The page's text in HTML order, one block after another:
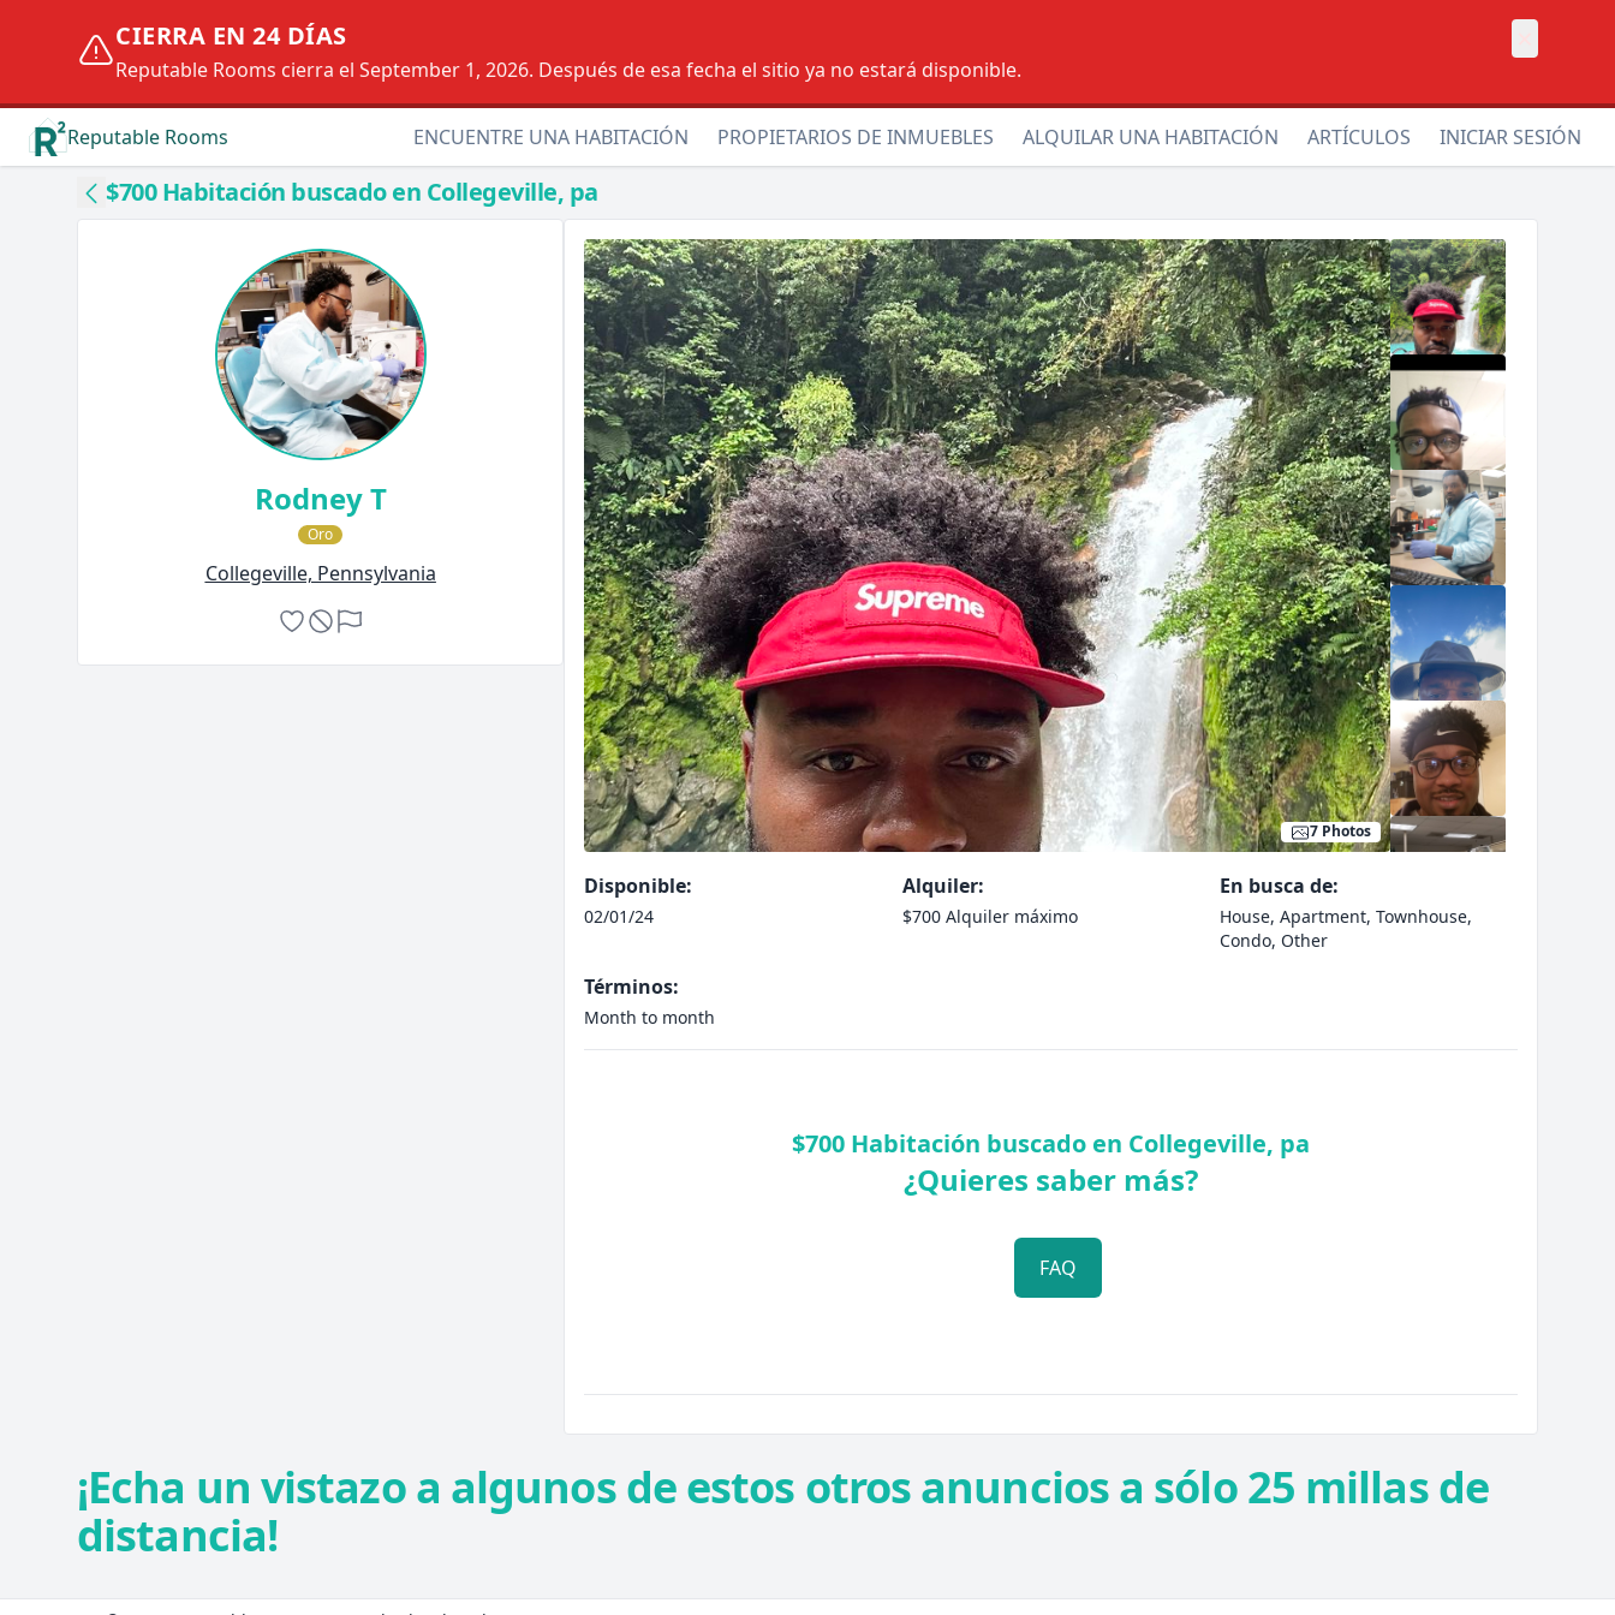
CIERRA EN 24 DÍAS
Reputable Rooms cierra el September 1, 2026. Después de esa fecha el sitio ya no estará disponible.
Reputable Rooms ENCUENTRE UNA HABITACIÓN PROPIETARIOS DE INMUEBLES ALQUILAR UNA HABITACIÓN ARTÍCULOS INICIAR SESIÓN
$700 Habitación buscado en Collegeville, pa
Rodney T
Oro
Collegeville, Pennsylvania
7 Photos
Disponible:
02/01/24
Alquiler:
$700 Alquiler máximo
En busca de:
House, Apartment, Townhouse,
Condo, Other
Términos:
Month to month
$700 Habitación buscado en Collegeville, pa
¿Quieres saber más?
FAQ
¡Echa un vistazo a algunos de estos otros anuncios a sólo 25 millas de
distancia!